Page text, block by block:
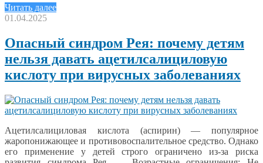
Читать далее
01.04.2025
Опасный синдром Рея: почему детям
нельзя давать ацетилсалициловую
кислоту при вирусных заболеваниях
Ацетилсалициловая кислота (аспирин) — популярное
жаропонижающее и противовоспалительное средство. Однако
его применение у детей строго ограничено из-за риска